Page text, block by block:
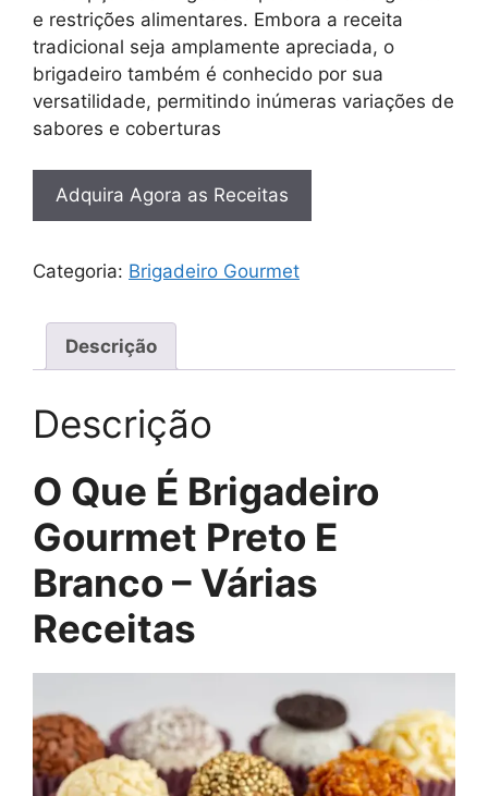
e restrições alimentares. Embora a receita
tradicional seja amplamente apreciada, o
brigadeiro também é conhecido por sua
versatilidade, permitindo inúmeras variações de
sabores e coberturas
Adquira Agora as Receitas
Categoria: Brigadeiro Gourmet
Descrição
Descrição
O Que É Brigadeiro
Gourmet Preto E
Branco – Várias
Receitas